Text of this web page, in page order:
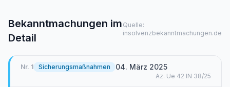
Bekanntmachungen im
Detail
Quelle:
insolvenzbekanntmachungen.de
Nr. 1 Sicherungsmaßnahmen 04. März 2025
Az. Ue 42 IN 38/25